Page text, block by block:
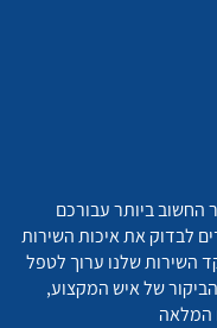
החשוב ביותר עבורכם
לבדוק את איכות השירות
השירות שלנו ערוך לטפל
של איש המקצוע,
המלאה